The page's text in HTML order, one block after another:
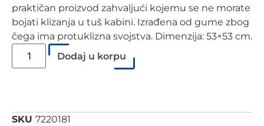
praktičan proizvod zahvaljući kojemu se ne morate
bojati klizanja u tuš kabini. Izrađena od gume zbog
čega ima protuklizna svojstva. Dimenzija: 53×53 cm.
Dodaj u korpu
SKU 7220181